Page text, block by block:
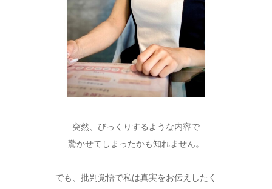
突然、びっくりするような内容で
驚かせてしまったかも知れません。
でも、批判覚悟で私は真実をお伝えしたく